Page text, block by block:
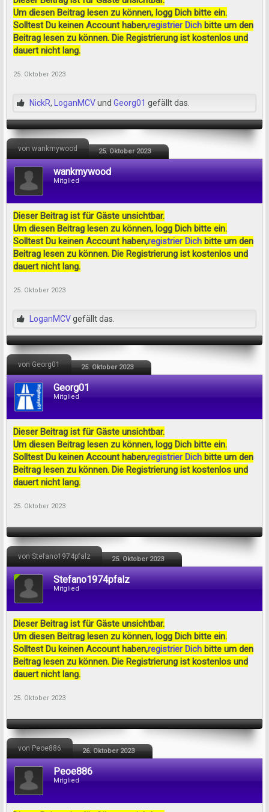
Um diesen Beitrag lesen zu können, logg Dich bitte ein.
Solltest Du keinen Account haben,registrier Dich bitte um den
Beitrag lesen zu können. Die Registrierung ist kostenlos und
dauert nicht lang.
25. Oktober 2023
NickR, LoganMCVund Georg01 gefällt das.
von wankmywood 25. Oktober 2023
wankmywood
Mitglied
Dieser Beitrag ist für Gäste unsichtbar.
Um diesen Beitrag lesen zu können, logg Dich bitte ein.
Solltest Du keinen Account haben,registrier Dich bitte um den
Beitrag lesen zu können. Die Registrierung ist kostenlos und
dauert nicht lang.
25. Oktober 2023
LoganMCVgefällt das.
von Georg01 25. Oktober 2023
Georg01
Mitglied
Dieser Beitrag ist für Gäste unsichtbar.
Um diesen Beitrag lesen zu können, logg Dich bitte ein.
Solltest Du keinen Account haben,registrier Dich bitte um den
Beitrag lesen zu können. Die Registrierung ist kostenlos und
dauert nicht lang.
25. Oktober 2023
von Stefano1974pfalz 25. Oktober 2023
Stefano1974pfalz
Mitglied
Dieser Beitrag ist für Gäste unsichtbar.
Um diesen Beitrag lesen zu können, logg Dich bitte ein.
Solltest Du keinen Account haben,registrier Dich bitte um den
Beitrag lesen zu können. Die Registrierung ist kostenlos und
dauert nicht lang.
25. Oktober 2023
von Peoe886 26. Oktober 2023
Peoe886
Mitglied